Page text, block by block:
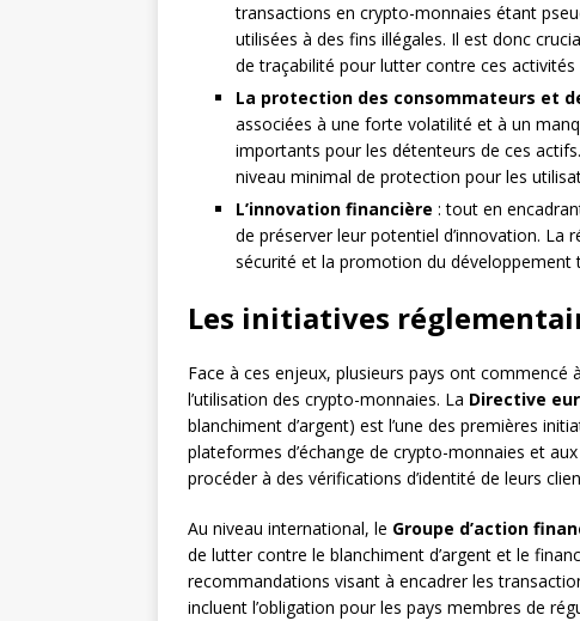
transactions en crypto-monnaies étant
utilisées à des fins illégales. Il est donc
de traçabilité pour lutter contre ces activités
La protection des consommateurs et
associées à une forte volatilité et à un
importants pour les détenteurs de ces
niveau minimal de protection pour les
L’innovation financière : tout en
de préserver leur potentiel d’innovation.
sécurité et la promotion du développement
Les initiatives
Face à ces enjeux, plusieurs pays ont
l’utilisation des crypto-monnaies. La Directive
blanchiment d’argent) est l’une des premières
plateformes d’échange de crypto-monnaies et
procéder à des vérifications d’identité de leurs
Au niveau international, le Groupe d’action
de lutter contre le blanchiment d’argent et le
recommandations visant à encadrer les
incluent l’obligation pour les pays membres de